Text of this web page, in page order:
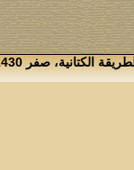
صفر 1430 هـ ـ 2009 م